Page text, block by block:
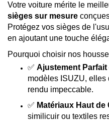
Votre voiture mérite le
sièges sur mesure
Protégez vos sièges de
en ajoutant une touche
Pourquoi choisir nos
✅ Ajustement Parfait
modèles ISUZU, elles
rendu impeccable.
✅ Matériaux Haut de
similicuir ou textiles